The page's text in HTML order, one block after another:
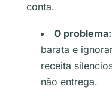
conta.
O problema:
barata e
receita
não entrega.